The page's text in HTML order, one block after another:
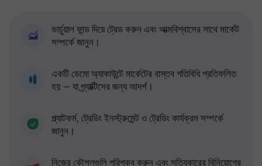
ভার্চুয়াল ফান্ড দিয়ে ট্রেড করুন এবং আত্মবিশ্বাসের সাথে মার্কেট
সম্পর্কে জানুন।
একটি ডেমো অ্যাকাউন্টে মার্কেটের বাস্তব গতিবিধি প্রতিফলিত
হয় — যা প্র্যাক্টিসের জন্য আদর্শ।
প্ল্যাটফর্ম, ট্রেডিং ইনস্ট্রুমেন্ট ও ট্রেডিং কার্যক্রম সম্পর্কে
জানুন।
নিজের কৌশলগুলি পরিপক্ব করুন এবং সত্যিকারের বিনিয়োগের